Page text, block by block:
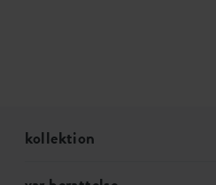
kollektion